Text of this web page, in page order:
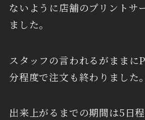
ないように店舗のプリントサ
ました。
スタッフの言われるがままに
分程度で注文も終わりました。
出来上がるまでの期間は5日程